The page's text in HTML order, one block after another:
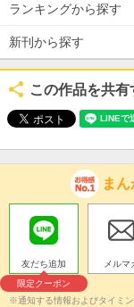
ランキングから探す
新刊から探す
この作品を共有
ま
友だち追加
限定クーポン
メルマ
※通知する情報およびタイミ